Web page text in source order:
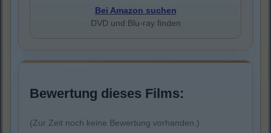
Bei Amazon suchen
DVD und Blu-ray finden
Bewertung dieses Films:
(Zur Zeit noch keine Bewertung vorhanden.)